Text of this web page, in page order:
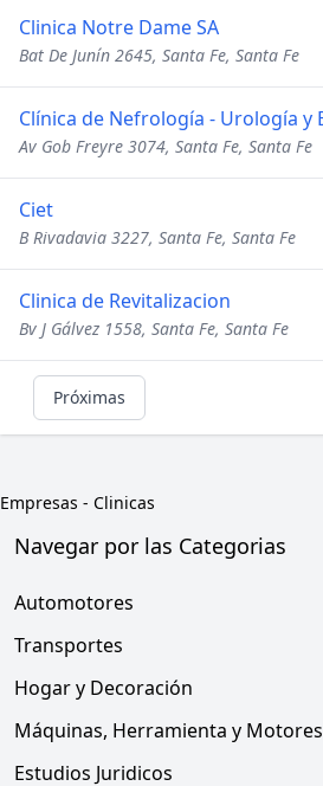
Clinica Notre Dame SA
Bat De Junín 2645, Santa Fe, Santa Fe
Av Gob Freyre 3074, Santa Fe, Santa Fe
Ciet
B Rivadavia 3227, Santa Fe, Santa Fe
Clinica de Revitalizacion
Bv J Gálvez 1558, Santa Fe, Santa Fe
Próximas
Empresas - Clinicas
Navegar por las Categorias
Automotores
Transportes
Hogar y Decoración
Máquinas, Herramienta y Motores
Estudios Juridicos